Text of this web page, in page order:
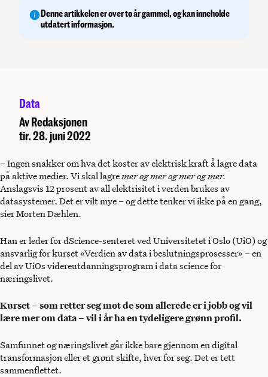
Denne artikkelen er over to år gammel, og kan inneholde
utdatert informasjon.
Data
AvRedaksjonen
tir. 28. juni 2022
– Ingen snakker om hva det koster av elektrisk kraft å lagre data
på aktive medier. Vi skal lagremer og mer og mer og mer.
Anslagsvis 12 prosent av all elektrisitet i verden brukes av
datasystemer. Det er vilt mye – og dette tenker vi ikke på en gang,
sier Morten Dæhlen.
Han er leder for dScience-senteret ved Universitetet i Oslo (UiO) og
ansvarlig for kurset «Verdien av data i beslutningsprosesser» – en
del av UiOs videreutdanningsprogram i data science for
næringslivet.
Kurset – som retter seg mot de som allerede er i jobb og vil
lære mer om data – vil i år ha en tydeligere grønn profil.
Samfunnet og næringslivet går ikke bare gjennom en digital
transformasjon eller et grønt skifte, hver for seg. Det er tett
sammenflettet.